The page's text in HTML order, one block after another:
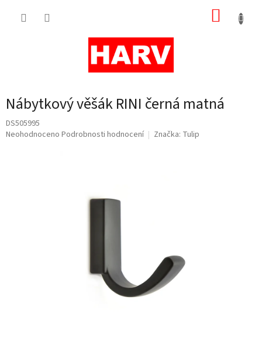
Nábytkový věšák RINI černá matná
DS505995
Průměrné
Neohodnoceno Podrobnosti hodnocení Značka: Tulip